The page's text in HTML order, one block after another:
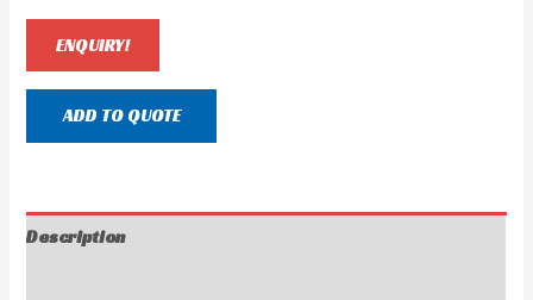
ENQUIRY!
ADD TO QUOTE
Description